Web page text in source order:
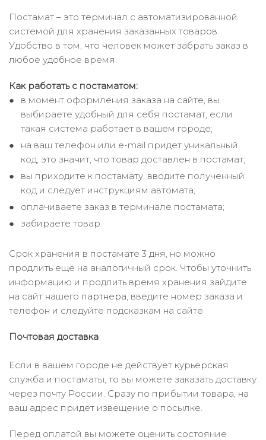
Постамат – это терминал с автоматизированной
системой для хранения заказанных товаров.
Удобство в том, что человек может забрать заказ в
любое удобное время.
Как работать с постаматом:
в момент оформления заказа на сайте, вы
выбираете удобный для себя постамат, если
такая система работает в вашем городе;
на ваш телефон или e-mail придет уникальный
код, это значит, что товар доставлен в постамат;
вы приходите к постамату, вводите полученный
код и следует инструкциям автомата;
оплачиваете заказ в терминале постамата;
забираете товар.
Срок хранения в постамате 3 дня, но можно
продлить ещё на аналогичный срок. Чтобы уточнить
информацию и продлить время хранения зайдите
на сайт нашего партнера, введите номер заказа и
телефон и следуйте подсказкам на сайте.
Почтовая доставка
Если в вашем городе не действует курьерская
служба и постаматы, то вы можете заказать доставку
через почту России. Сразу по прибытии товара, на
ваш адрес придет извещение о посылке.
Перед оплатой вы можете оценить состояние